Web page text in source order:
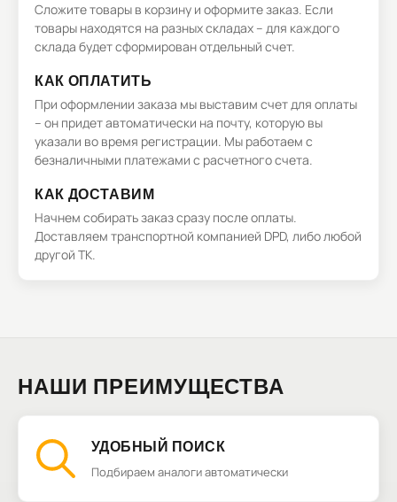
Сложите товары в корзину и оформите заказ. Если
товары находятся на разных складах – для каждого
склада будет сформирован отдельный счет.
КАК ОПЛАТИТЬ
При оформлении заказа мы выставим счет для оплаты
– он придет автоматически на почту, которую вы
указали во время регистрации. Мы работаем с
безналичными платежами с расчетного счета.
КАК ДОСТАВИМ
Начнем собирать заказ сразу после оплаты.
Доставляем транспортной компанией DPD, либо любой
другой ТК.
НАШИ ПРЕИМУЩЕСТВА
УДОБНЫЙ ПОИСК
Подбираем аналоги автоматически